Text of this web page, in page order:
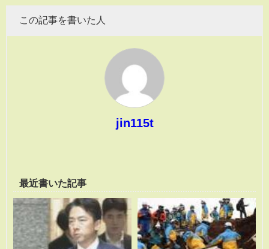
この記事を書いた人
jin115t
最近書いた記事